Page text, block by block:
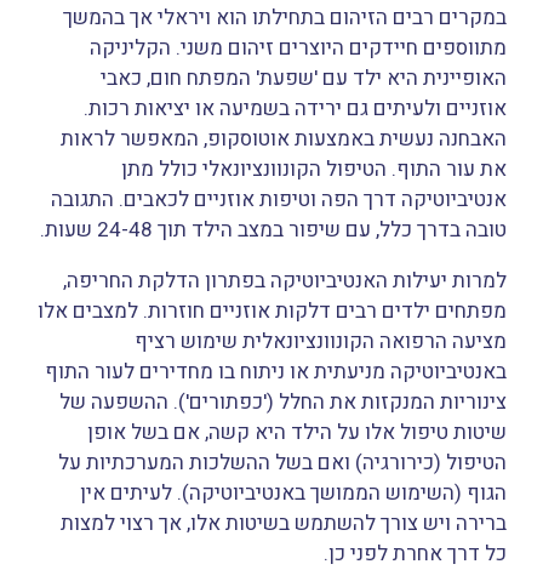
במקרים רבים הזיהום בתחילתו הוא ויראלי אך בהמשך
מתווספים חיידקים היוצרים זיהום משני. הקליניקה
האופיינית היא ילד עם 'שפעת' המפתח חום, כאבי
אוזניים ולעיתים גם ירידה בשמיעה או יציאות רכות.
האבחנה נעשית באמצעות אוטוסקופ, המאפשר לראות
את עור התוף. הטיפול הקונוונציונאלי כולל מתן
אנטיביוטיקה דרך הפה וטיפות אוזניים לכאבים. התגובה
טובה בדרך כלל, עם שיפור במצב הילד תוך 24-48 שעות.
למרות יעילות האנטיביוטיקה בפתרון הדלקת החריפה,
מפתחים ילדים רבים דלקות אוזניים חוזרות. למצבים אלו
מציעה הרפואה הקונוונציונאלית שימוש רציף
באנטיביוטיקה מניעתית או ניתוח בו מחדירים לעור התוף
צינוריות המנקזות את החלל ('כפתורים'). ההשפעה של
שיטות טיפול אלו על הילד היא קשה, אם בשל אופן
הטיפול (כירורגיה) ואם בשל ההשלכות המערכתיות על
הגוף (השימוש הממושך באנטיביוטיקה). לעיתים אין
ברירה ויש צורך להשתמש בשיטות אלו, אך רצוי למצות
כל דרך אחרת לפני כן.